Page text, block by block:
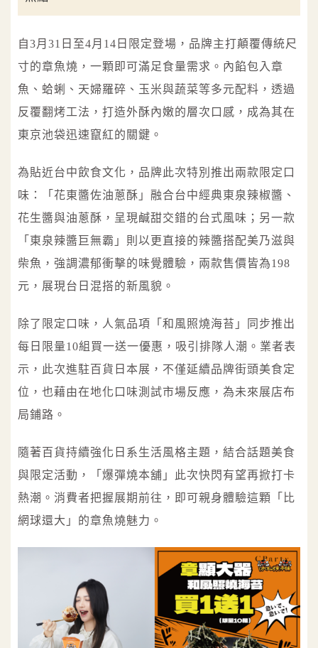
自3月31日至4月14日限定登場，品牌主打顛覆傳統尺
寸的章魚燒，一顆即可滿足食量需求。內餡包入章
魚、蛤蜊、天婦羅碎、玉米與蔬菜等多元配料，透過
反覆翻烤工法，打造外酥內嫩的層次口感，成為其在
東京池袋迅速竄紅的關鍵。
為貼近台中飲食文化，品牌此次特別推出兩款限定口
味：「花東醬佐油蔥酥」融合台中經典東泉辣椒醬、
花生醬與油蔥酥，呈現鹹甜交錯的台式風味；另一款
「東泉辣醬巨無霸」則以更直接的辣醬搭配美乃滋與
柴魚，強調濃郁衝擊的味覺體驗，兩款售價皆為198
元，展現台日混搭的新風貌。
除了限定口味，人氣品項「和風照燒海苔」同步推出
每日限量10組買一送一優惠，吸引排隊人潮。業者表
示，此次進駐百貨日本展，不僅延續品牌街頭美食定
位，也藉由在地化口味測試市場反應，為未來展店布
局鋪路。
隨著百貨持續強化日系生活風格主題，結合話題美食
與限定活動，「爆彈燒本舖」此次快閃有望再掀打卡
熱潮。消費者把握展期前往，即可親身體驗這顆「比
網球還大」的章魚燒魅力。